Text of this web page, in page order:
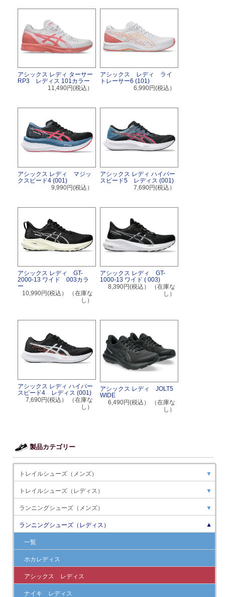
アシックス レディ ターサー
RP3 レディス 101カラー
11,490円(税込）
アシックス レディ ライ
トレーサー6 (101)
6,990円(税込）
アシックス レディ マジッ
クスピード4 (001)
9,990円(税込）
アシックス レディ ハイパー
スピード5 レディス (001)
7,690円(税込）
アシックス レディ GT-
2000-13 ワイド 003カラ
ー
10,990円(税込）
（在庫な
し）
アシックス レディ GT-
1000-13 ワイド ( 003)
8,390円(税込）
（在庫な
し）
アシックス レディ ハイパー
スピード4 レディス (001)
7,690円(税込）
（在庫な
し）
アシックス レディ JOLT5
WIDE
6,490円(税込）
（在庫な
し）
製品カテゴリー
トレイルシューズ（メンズ） ▼
トレイルシューズ（レディス） ▼
ランニングシューズ（メンズ） ▼
ランニングシューズ（レディス） ▼
一覧
ホカレディス
アシックス レディス
ナイキ レディス